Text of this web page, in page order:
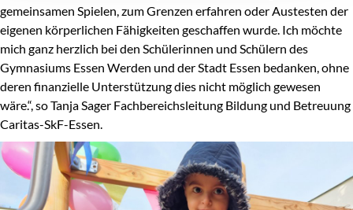
gemeinsamen Spielen, zum Grenzen erfahren oder Austesten der
eigenen körperlichen Fähigkeiten geschaffen wurde. Ich möchte
mich ganz herzlich bei den Schülerinnen und Schülern des
Gymnasiums Essen Werden und der Stadt Essen bedanken, ohne
deren finanzielle Unterstützung dies nicht möglich gewesen
wäre.“, so Tanja Sager Fachbereichsleitung Bildung und Betreuung
Caritas-SkF-Essen.